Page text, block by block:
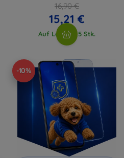
16,90 €
15,21 €
Auf Lager > 5 Stk.
-10%